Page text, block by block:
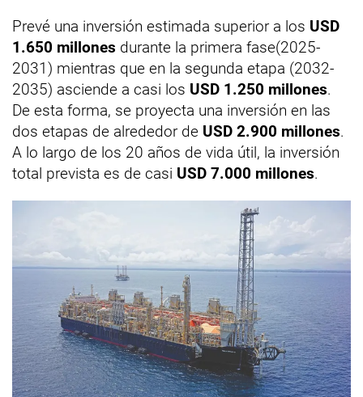
Prevé una inversión estimada superior a los USD
1.650 millones durante la primera fase(2025-
2031) mientras que en la segunda etapa (2032-
2035) asciende a casi los USD 1.250 millones.
De esta forma, se proyecta una inversión en las
dos etapas de alrededor de USD 2.900 millones.
A lo largo de los 20 años de vida útil, la inversión
total prevista es de casi USD 7.000 millones.